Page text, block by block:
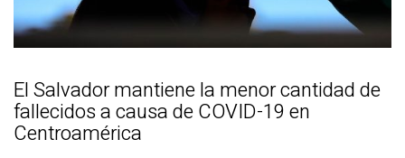
El Salvador mantiene la menor cantidad de
fallecidos a causa de COVID-19 en
Centroamérica